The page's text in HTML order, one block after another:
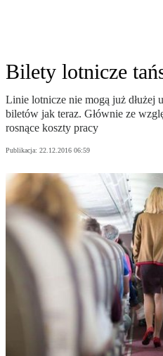
Bilety lotnicze
Linie lotnicze nie mogą już dłużej
biletów jak teraz. Głównie ze
rosnące koszty pracy
Publikacja: 22.12.2016 06:59